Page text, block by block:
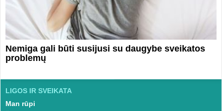
Nemiga gali būti susijusi su daugybe sveikatos
problemų
LIGOS IR SVEIKATA
Man rūpi